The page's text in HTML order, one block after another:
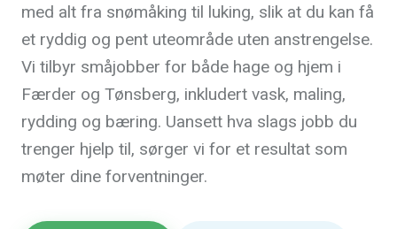
med alt fra snømåking til luking, slik at du kan få
et ryddig og pent uteområde uten anstrengelse.
Vi tilbyr småjobber for både hage og hjem i
Færder og Tønsberg, inkludert vask, maling,
rydding og bæring. Uansett hva slags jobb du
trenger hjelp til, sørger vi for et resultat som
møter dine forventninger.